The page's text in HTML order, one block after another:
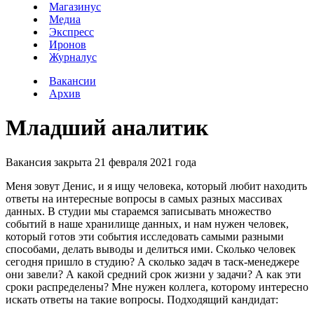
Магазинус
Медиа
Экспресс
Иронов
Журналус
Вакансии
Архив
Младший аналитик
Вакансия закрыта 21 февраля 2021 года
Меня зовут Денис, и я ищу человека, который любит находить
ответы на интересные вопросы в самых разных массивах
данных. В студии мы стараемся записывать множество
событий в наше хранилище данных, и нам нужен человек,
который готов эти события исследовать самыми разными
способами, делать выводы и делиться ими. Сколько человек
сегодня пришло в студию? А сколько задач в таск-менеджере
они завели? А какой средний срок жизни у задачи? А как эти
сроки распределены? Мне нужен коллега, которому интересно
искать ответы на такие вопросы. Подходящий кандидат: